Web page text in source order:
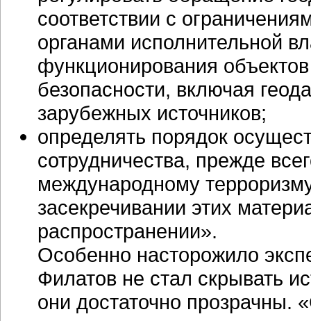
соответствии с
органами исполнительной
функционирования
безопасности, включая
зарубежных источников;
определять порядок
сотрудничества, прежде
международному
засекречивании этих
распространении».
Особенно насторожило
Филатов не стал скрывать
они достаточно прозрачны.